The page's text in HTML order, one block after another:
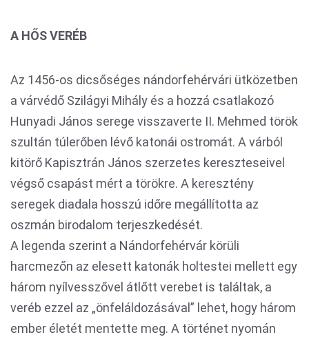
A HŐS VERÉB
Az 1456-os dicsőséges nándorfehérvári ütközetben
a várvédő Szilágyi Mihály és a hozzá csatlakozó
Hunyadi János serege visszaverte II. Mehmed török
szultán túlerőben lévő katonái ostromát. A várból
kitörő Kapisztrán János szerzetes kereszteseivel
végső csapást mért a törökre. A keresztény
seregek diadala hosszú időre megállította az
oszmán birodalom terjeszkedését.
A legenda szerint a Nándorfehérvár körüli
harcmezőn az elesett katonák holtestei mellett egy
három nyílvesszővel átlőtt verebet is találtak, a
veréb ezzel az „önfeláldozásával” lehet, hogy három
ember életét mentette meg. A történet nyomán